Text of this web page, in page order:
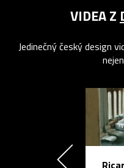
VIDEA Z
Jedinečný český design